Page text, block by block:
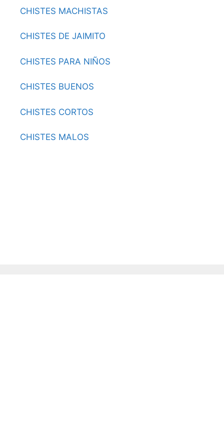
CHISTES MACHISTAS
CHISTES DE JAIMITO
CHISTES PARA NIÑOS
CHISTES BUENOS
CHISTES CORTOS
CHISTES MALOS